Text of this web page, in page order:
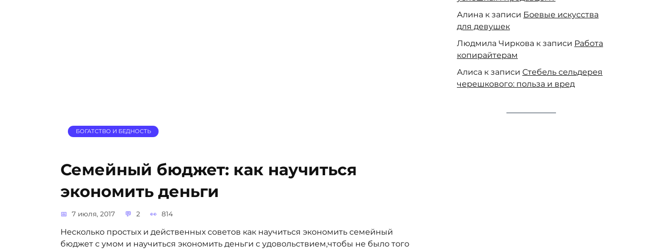
БОГАТСТВО И БЕДНОСТЬ
Семейный бюджет: как научиться
экономить деньги
7 июля, 2017 2 814
Несколько простых и действенных советов как научиться экономить семейный
бюджет с умом и научиться экономить деньги с удовольствием,чтобы не было того
Алина к записи Боевые искусства
для девушек
Людмила Чиркова к записи Работа
копирайтерам
Алиса к записи Стебель сельдерея
черешкового: польза и вред